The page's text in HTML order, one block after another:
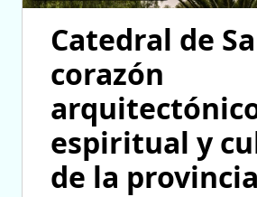
Catedral de
corazón
espiritual y
de la provincia